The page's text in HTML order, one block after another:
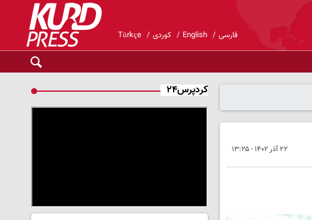
فارسی English کوردی Türkçe
۲۲ آذر ۱۴۰۲ - ۱۳:۲۵
کردپرس۲۴